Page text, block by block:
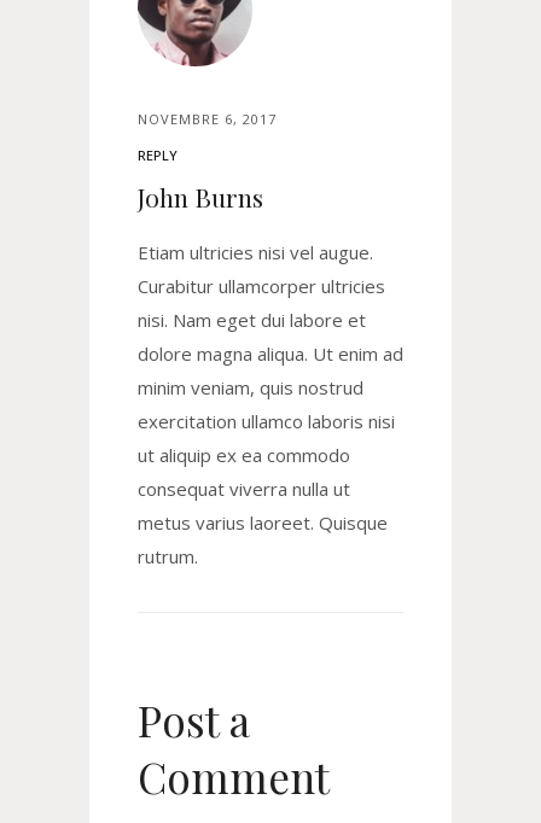
NOVEMBRE 6, 2017
REPLY
John Burns
Etiam ultricies nisi vel augue.
Curabitur ullamcorper ultricies
nisi. Nam eget dui labore et
dolore magna aliqua. Ut enim ad
minim veniam, quis nostrud
exercitation ullamco laboris nisi
ut aliquip ex ea commodo
consequat viverra nulla ut
metus varius laoreet. Quisque
rutrum.
Post a
Comment